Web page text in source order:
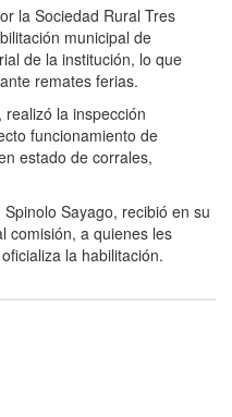
la Sociedad Rural Tres
municipal de
de la institución, lo que
remates ferias.
la inspección
funcionamiento de
estado de corrales,
Sayago, recibió en su
comisión, a quienes les
la habilitación.